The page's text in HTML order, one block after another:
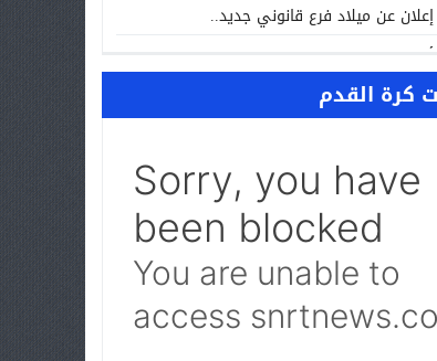
إعلان عن ميلاد فرع قانوني جديد..
أزمة المحامين تدخل القضاء غرفة الإنعاش.. والمعتقلون ينتظرون
NEWS “بالعربي” أخبار بالمختصر المفيد من كل حدب وصوب
سبتة تحت الضغط.. إسبانيا تتحرك لإعادة المهاجرين والتحقيق في
الجامعة تشتعل.. والرسوم قد تتحول إلى «فاتورة انتخابية»
البوليساريو تحت مجهر الكونغرس الأمريكي.. واشنطن تفتح باب
حين تحارب الدولة فوضى الصحافة… وتفتح العمالات أبوابها
كرة القدم